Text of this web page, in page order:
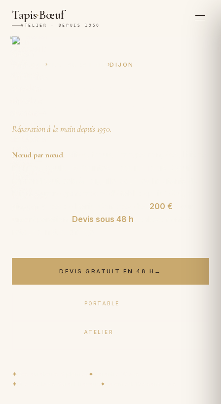
Tapis·Bœuf
ATELIER · DEPUIS 1950
›RESTAURATION›DIJON
Réparation à la main depuis 1950.
Nœud par nœud.
200 €
Devis sous 48 h
DEVIS GRATUIT EN 48 H →
PORTABLE
ATELIER
✦ ✦
✦
✦